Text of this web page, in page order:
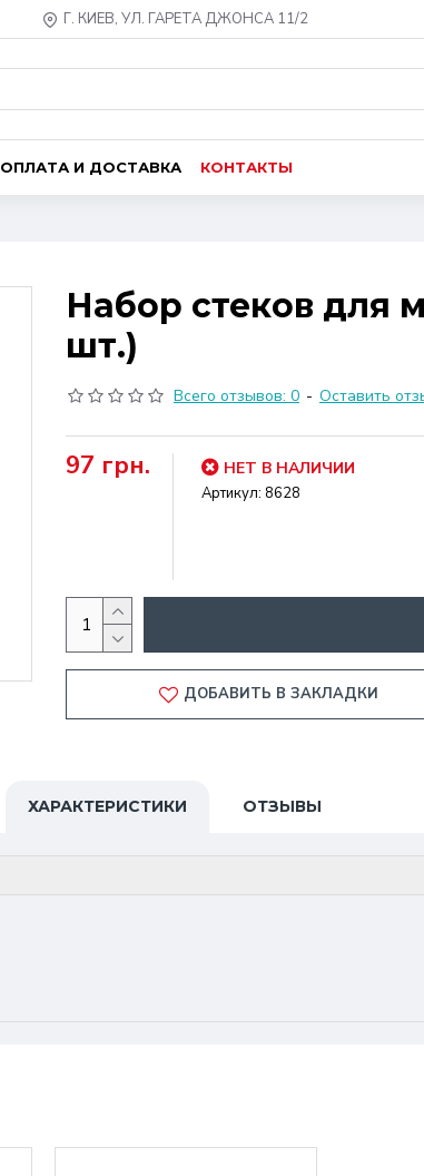
Г. КИЕВ, УЛ. ГАРЕТА ДЖОНСА 11/2
ОПЛАТА И ДОСТАВКА КОНТАКТЫ
Набор стеков для
шт.)
Всего отзывов: 0 - Оставить
97 грн. НЕТ В НАЛИЧИИ
Артикул: 8628
ДОБАВИТЬ В ЗАКЛАДКИ
ХАРАКТЕРИСТИКИ ОТЗЫВЫ